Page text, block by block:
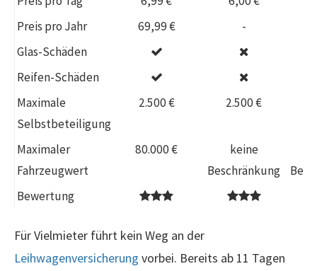
Preis pro Jahr
69,99 €
-
Glas-Schäden
Reifen-Schäden
Maximale
Selbstbeteiligung
2.500 € 2.500 €
Maximaler
Fahrzeugwert
80.000 €
keine
Beschränkung
Bewertung
Für Vielmieter führt kein Weg an der
Leihwagenversicherung vorbei. Bereits ab 11 Tagen